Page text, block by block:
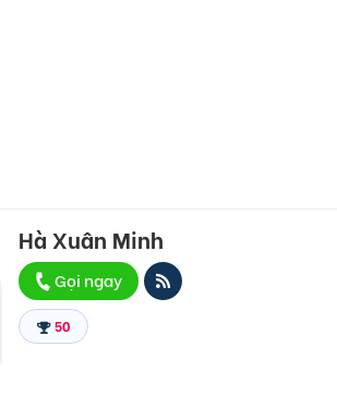
50
Hà Xuân Minh
Gọi ngay